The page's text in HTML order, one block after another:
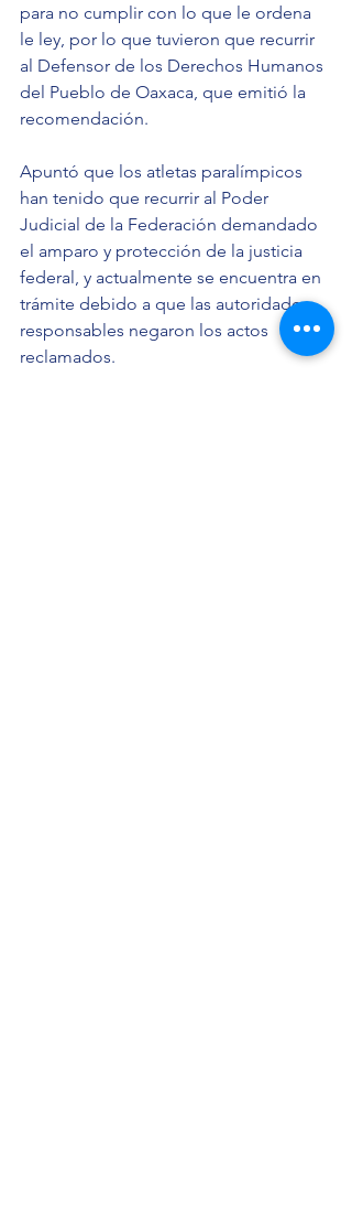
para no cumplir con lo que le ordena
le ley, por lo que tuvieron que recurrir
al Defensor de los Derechos Humanos
del Pueblo de Oaxaca, que emitió la
recomendación.
Apuntó que los atletas paralímpicos
han tenido que recurrir al Poder
Judicial de la Federación demandado
el amparo y protección de la justicia
federal, y actualmente se encuentra en
trámite debido a que las autoridades
responsables negaron los actos
reclamados.